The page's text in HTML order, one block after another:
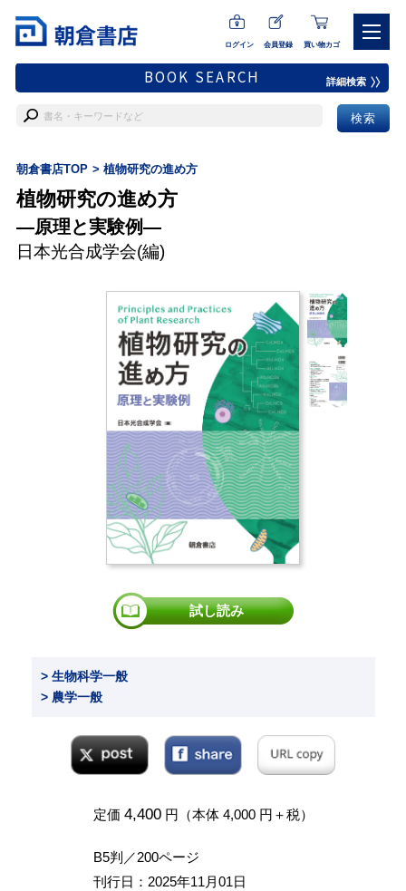
ログイン 会員登録 買い物カゴ
BOOK SEARCH 詳細検索
朝倉書店TOP 植物研究の進め方
植物研究の進め方
―原理と実験例―
日本光合成学会(編)
試し読み
> 生物科学一般
> 農学一般
定価 4,400円（本体 4,000 円＋税）
B5判／200ページ
刊行日：2025年11月01日